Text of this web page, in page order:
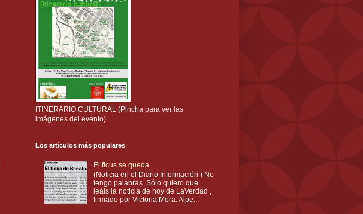
ITINERARIO CULTURAL (Pincha para ver las
imágenes del evento)
Los artículos más populares
El ficus se queda
(Noticia en el Diario Información ) No
tengo palabras. Sólo quiero que
leáis la noticia de hoy de LaVerdad ,
firmado por Victoria Mora: Alpe...